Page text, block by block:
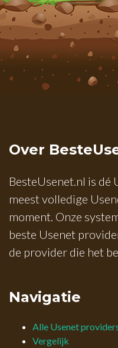
Over
BesteUsenet.nl is
meest volledige
moment. Onze
beste Usenet
de provider die het
Navigatie
Alle Usenet
Vergelijk